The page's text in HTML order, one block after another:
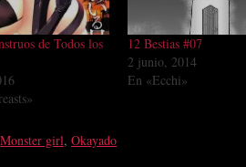
de Todos los
12 Bestias #07
2 junio, 2014
En «Ecchi»
Monster girl, Okayado